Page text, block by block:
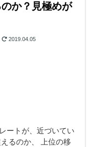
か？見極めが
2019.04.05
ートが、近づいてい
るのか、 上位の移